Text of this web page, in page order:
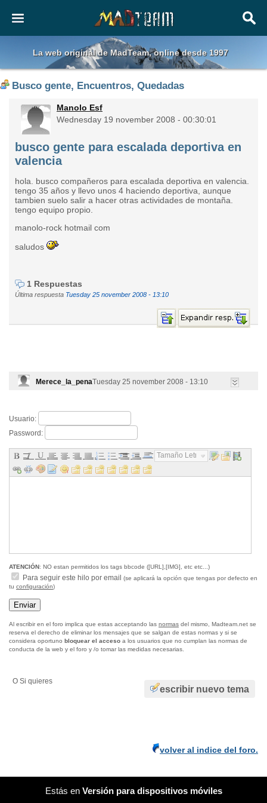
La web original de MadTeam, online desde 1997
Busco gente, Encuentros, Quedadas
Manolo Esf
Wednesday 19 november 2008 - 00:30:01
busco gente para escalada deportiva en
valencia
hola. busco compañeros para escalada deportiva en valencia.
tengo 35 años y llevo unos 4 haciendo deportiva, aunque
tambien suelo salir a hacer otras actividades de montaña.
tengo equipo propio.
manolo-rock hotmail com
saludos
1 Respuestas
Última respuesta Tuesday 25 november 2008 - 13:10
Merece_la_penaTuesday 25 november 2008 - 13:10
Usuario:
Password:
Tamaño Letra...
ATENCIÓN: NO estan permitidos los tags bbcode ([URL],[IMG], etc etc...)
Para seguir este hilo por email
(se aplicará la opción que tengas por defecto en
tu configuración)
Al escribir en el foro implica que estas acceptando las normas del mismo, Madteam.net se
reserva el derecho de eliminar los mensajes que se salgan de estas normas y si se
considera oportuno bloquear el acceso a los usuarios que no cumplan las normas de
conducta de la web y el foro y /o tomar las medidas necesarias.
escribir nuevo tema
O Si quieres
volver al indice del foro.
Estás en Versión para dispositivos móviles